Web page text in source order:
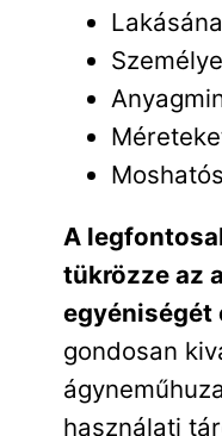
A
tükrözze az
egyéniségét
gondosan
használati